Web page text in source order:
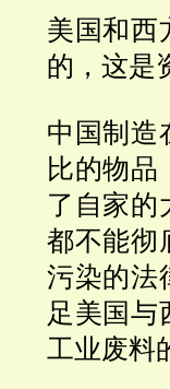
美国和西
的，这是
中国制造
比的物
了自家的
都不能彻
污染的法
足美国与
工业废料